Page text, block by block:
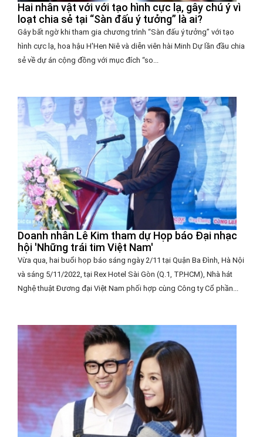
Hai nhân vật với với tạo hình cực lạ, gây chú ý vì
loạt chia sẻ tại “Sàn đấu ý tưởng” là ai?
Gây bất ngờ khi tham gia chương trình “Sàn đấu ý tưởng” với tạo
hình cực lạ, hoa hậu H'Hen Niê và diễn viên hài Minh Dự lần đầu chia
sẻ về dự án cộng đồng với mục đích “so...
Doanh nhân Lê Kim tham dự Họp báo Đại nhạc
hội 'Những trái tim Việt Nam'
Vừa qua, hai buổi họp báo sáng ngày 2/11 tại Quận Ba Đình, Hà Nội
và sáng 5/11/2022, tại Rex Hotel Sài Gòn (Q.1, TP.HCM), Nhà hát
Nghệ thuật Đương đại Việt Nam phối hợp cùng Công ty Cổ phần...